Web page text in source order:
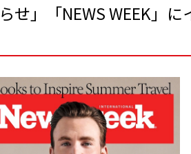
らせ」「NEWS WEEK」